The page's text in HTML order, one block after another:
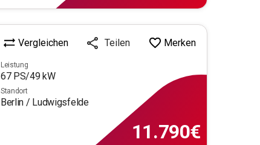
Vergleichen Teilen Merken
Leistung
67PS/49kW
Standort
Berlin / Ludwigsfelde
11.790€